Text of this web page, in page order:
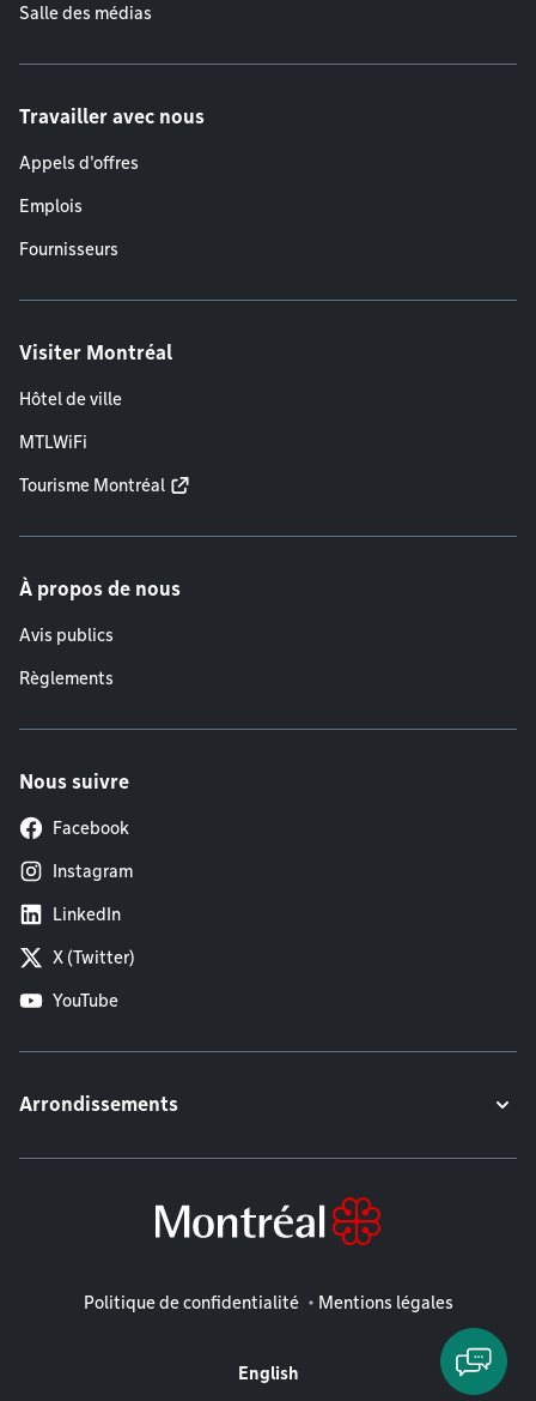
Salle des médias
Travailler avec nous
Appels d'offres
Emplois
Fournisseurs
Visiter Montréal
Hôtel de ville
MTLWiFi
Tourisme Montréal
À propos de nous
Avis publics
Règlements
Nous suivre
Facebook
Instagram
LinkedIn
X (Twitter)
YouTube
Arrondissements
Mentions légales
Politique de confidentialité Mentions légales
English